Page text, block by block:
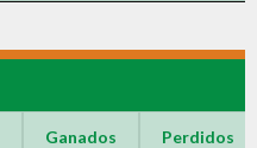
Ganados Perdidos